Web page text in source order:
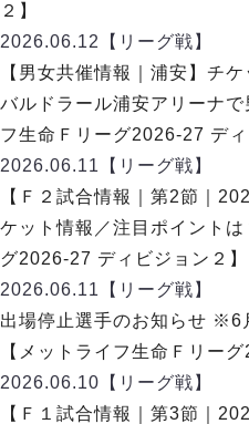
過去の記録
バルドラール浦安
フウガドールすみだ
しながわシティ
立川アスレティックFC
ペスカドーラ町田
湘南ベルマーレ
ボアルース長野
名古屋オーシャンズ
シュライカー大阪
ボルクバレット北九州
バサジィ大分
選手の通算記録（Ｆ２
２】
2026.06.12
【リーグ戦】
【男女共催情報｜浦安】チ
バルドラール浦安アリーナ
フ生命Ｆリーグ2026-27 ディ
2026.06.11
【リーグ戦】
【Ｆ２試合情報｜第2節｜
ケット情報／注目ポイント
グ2026-27 ディビジョン２】
2026.06.11
【リーグ戦】
出場停止選手のお知らせ ※6
【メットライフ生命Ｆリー
2026.06.10 【リーグ戦】
【Ｆ１試合情報｜第3節｜